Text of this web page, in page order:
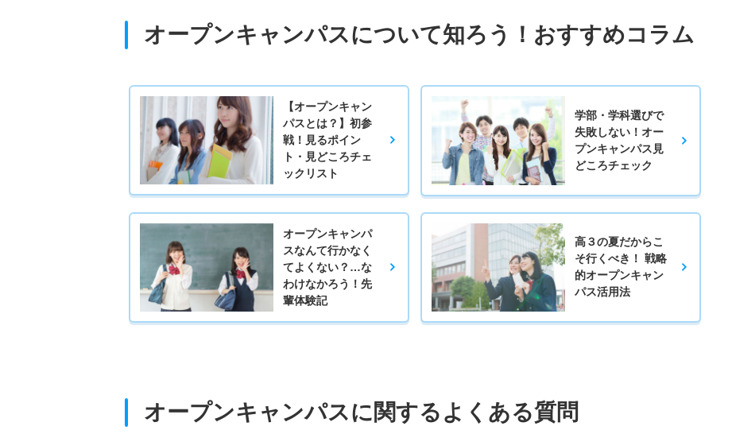
オープンキャンパスについて知ろう！おすすめコラム
【オープンキャン
パスとは？】初参
戦！見るポイン
ト・見どころチェ
ックリスト
学部・学科選びで
失敗しない！オー
プンキャンパス見
どころチェック
オープンキャンパ
スなんて行かなく
てよくない？…な
わけなかろう！先
輩体験記
高３の夏だからこ
そ行くべき！ 戦略
的オープンキャン
パス活用法
オープンキャンパスに関するよくある質問